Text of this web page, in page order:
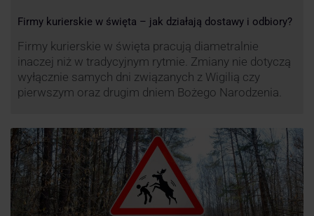
Firmy kurierskie w święta – jak działają dostawy i odbiory?
Firmy kurierskie w święta pracują diametralnie
inaczej niż w tradycyjnym rytmie. Zmiany nie dotyczą
wyłącznie samych dni związanych z Wigilią czy
pierwszym oraz drugim dniem Bożego Narodzenia.